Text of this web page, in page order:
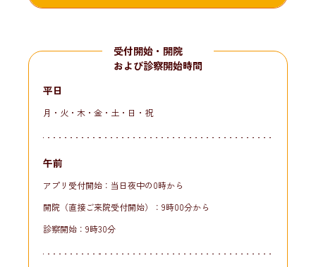
受付開始・開院
および診察開始時間
平日
月・火・木・金・土・日・祝
午前
アプリ受付開始：当日夜中の0時から
開院（直接ご来院受付開始）：9時00分から
診察開始：9時30分